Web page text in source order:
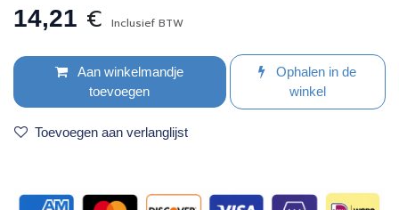
14,21 € Inclusief BTW
Aan winkelmandje
toevoegen
Ophalen in de
winkel
Toevoegen aan verlanglijst